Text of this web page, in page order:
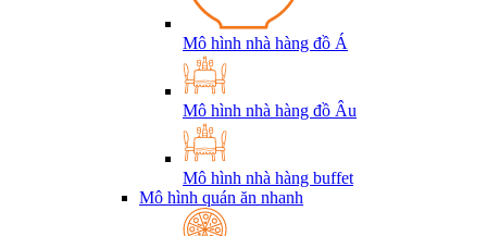
Mô hình nhà hàng đồ Á
Mô hình nhà hàng đồ Âu
Mô hình nhà hàng buffet
Mô hình quán ăn nhanh